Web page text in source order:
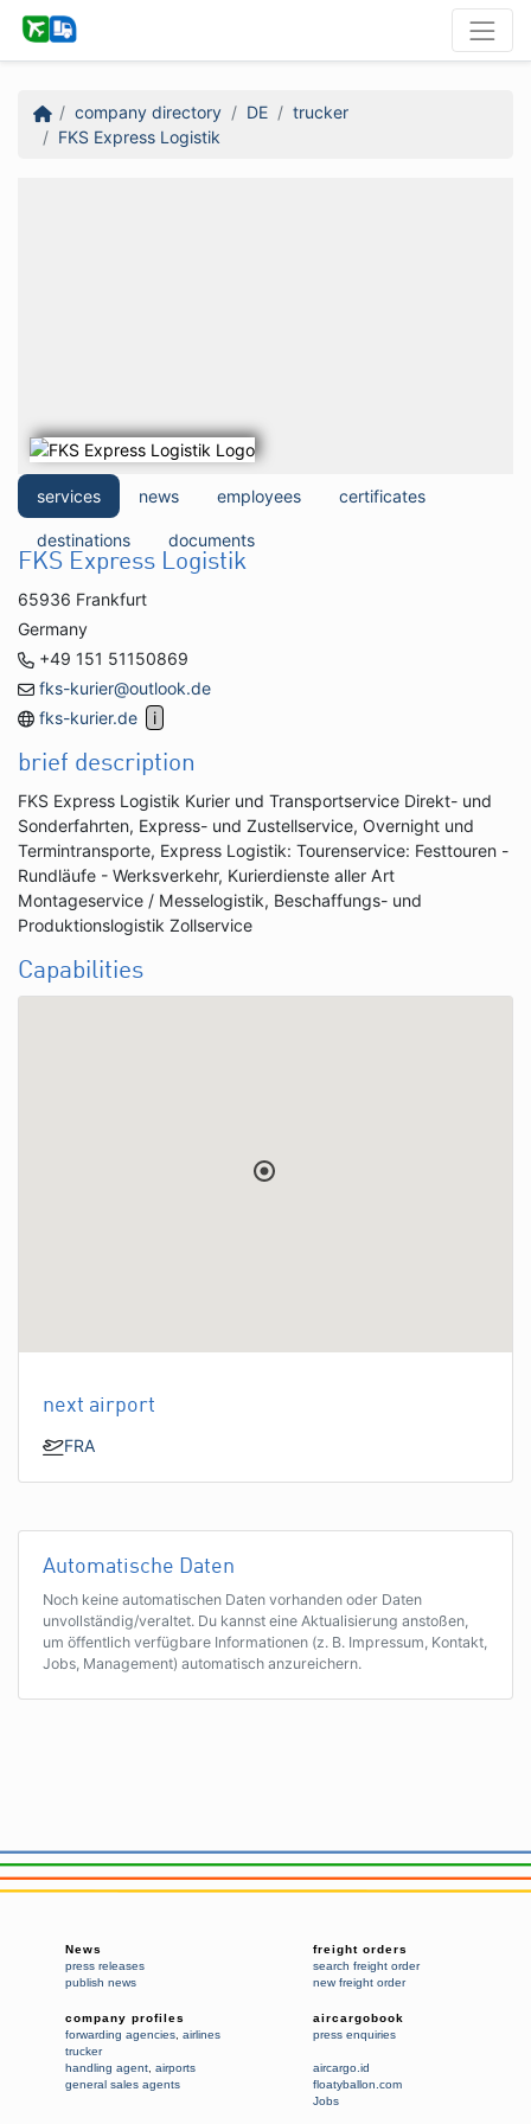
company directory DE
trucker
FKS Express Logistik
services news employees certificates
destinations documents
FKS Express Logistik
65936 Frankfurt
Germany
+49 151 51150869
fks-kurier@outlook.de
fks-kurier.de
brief description
FKS Express Logistik Kurier und Transportservice Direkt- und
Sonderfahrten, Express- und Zustellservice, Overnight und
Termintransporte, Express Logistik: Tourenservice: Festtouren -
Rundläufe - Werksverkehr, Kurierdienste aller Art
Montageservice / Messelogistik, Beschaffungs- und
Produktionslogistik Zollservice
Capabilities
next airport
FRA
Automatische Daten
Noch keine automatischen Daten vorhanden oder Daten
unvollständig/veraltet. Du kannst eine Aktualisierung anstoßen,
um öffentlich verfügbare Informationen (z. B. Impressum, Kontakt,
Jobs, Management) automatisch anzureichern.
News
press releases
publish news
freight orders
search freight order
new freight order
company profiles
forwarding agencies airlines
trucker
handling agent airports
general sales agents
aircargobook
press enquiries
aircargo.id
floatyballon.com
Jobs